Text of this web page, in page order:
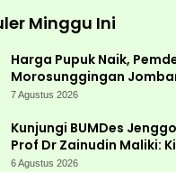
Minggu Ini
Harga Pupuk Naik,
Morosunggingan
Lewat Kajian Akademik
7 Agustus 2026
Kunjungi BUMDes
Prof Dr Zainudin Maliki:
Kemandirian Ekonomi
6 Agustus 2026